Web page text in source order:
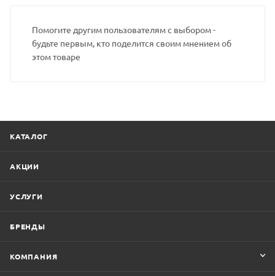
Помогите другим пользователям с выбором -
будьте первым, кто поделится своим мнением об
этом товаре
КАТАЛОГ
АКЦИИ
УСЛУГИ
БРЕНДЫ
КОМПАНИЯ